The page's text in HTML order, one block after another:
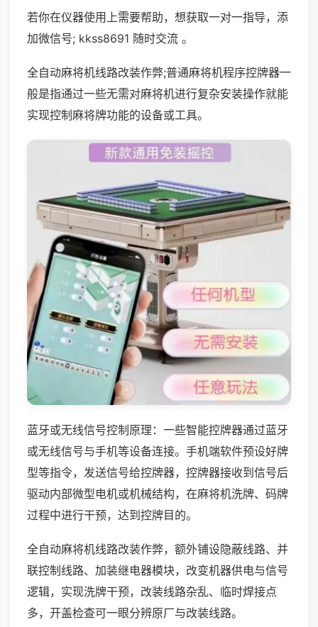
若你在仪器使用上需要帮助，想获取一对一指导，添
加微信号; kkss8691 随时交流 。
全自动麻将机线路改装作弊;普通麻将机程序控牌器一
般是指通过一些无需对麻将机进行复杂安装操作就能
实现控制麻将牌功能的设备或工具。
蓝牙或无线信号控制原理：一些智能控牌器通过蓝牙
或无线信号与手机等设备连接。手机端软件预设好牌
型等指令，发送信号给控牌器，控牌器接收到信号后
驱动内部微型电机或机械结构，在麻将机洗牌、码牌
过程中进行干预，达到控牌目的。
全自动麻将机线路改装作弊，额外铺设隐蔽线路、并
联控制线路、加装继电器模块，改变机器供电与信号
逻辑，实现洗牌干预，改装线路杂乱、临时焊接点
多，开盖检查可一眼分辨原厂与改装线路。